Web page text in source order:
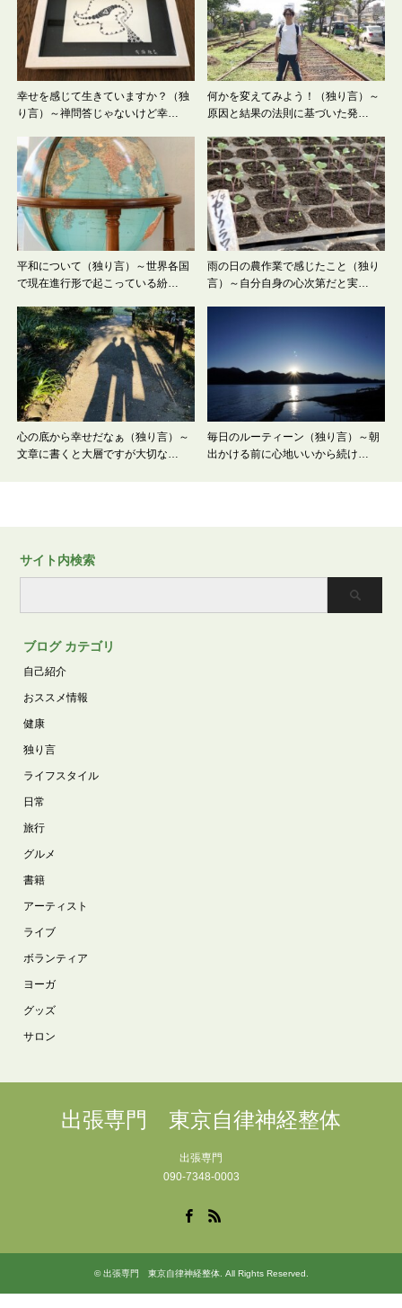
幸せを感じて生きていますか？（独
り言）～禅問答じゃないけど幸…
何かを変えてみよう！（独り言）～
原因と結果の法則に基づいた発…
平和について（独り言）～世界各国
で現在進行形で起こっている紛…
雨の日の農作業で感じたこと（独り
言）～自分自身の心次第だと実…
心の底から幸せだなぁ（独り言）～
文章に書くと大層ですが大切な…
毎日のルーティーン（独り言）～朝
出かける前に心地いいから続け…
サイト内検索
ブログ カテゴリ
自己紹介
おススメ情報
健康
独り言
ライフスタイル
日常
旅行
グルメ
書籍
アーティスト
ライブ
ボランティア
ヨーガ
グッズ
サロン
出張専門 東京自律神経整体
出張専門
090-7348-0003
©出張専門 東京自律神経整体. All Rights Reserved.